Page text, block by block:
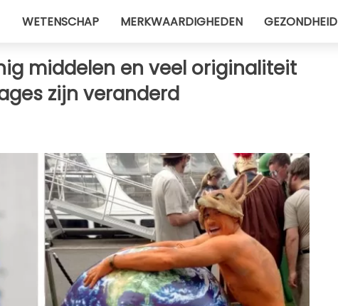
WETENSCHAP MERKWAARDIGHEDEN GEZONDHEID
middelen en veel originaliteit
zijn veranderd